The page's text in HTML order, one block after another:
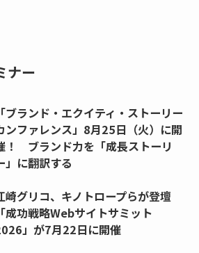
ナー
「ブランド・エクイティ・ストーリー
ンファレンス」8月25日（火）に開
！ ブランド力を「成長ストーリ
」に翻訳する
崎グリコ、キノトロープらが登壇
「成功戦略Webサイトサミット
」が7月22日に開催